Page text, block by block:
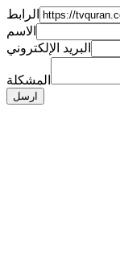
الرابط
الاسم
البريد الإلكتروني
المشكلة
ارسل